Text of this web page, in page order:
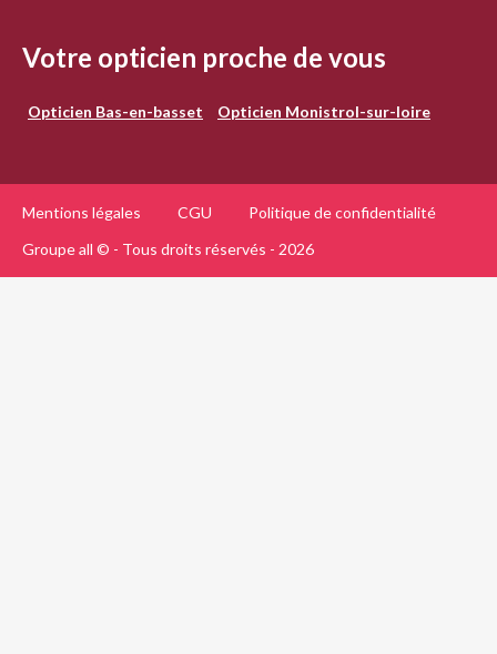
Votre opticien proche de vous
Opticien Bas-en-basset Opticien Monistrol-sur-loire
Mentions légales CGU
Politique de confidentialité
Groupe all © - Tous droits réservés - 2026